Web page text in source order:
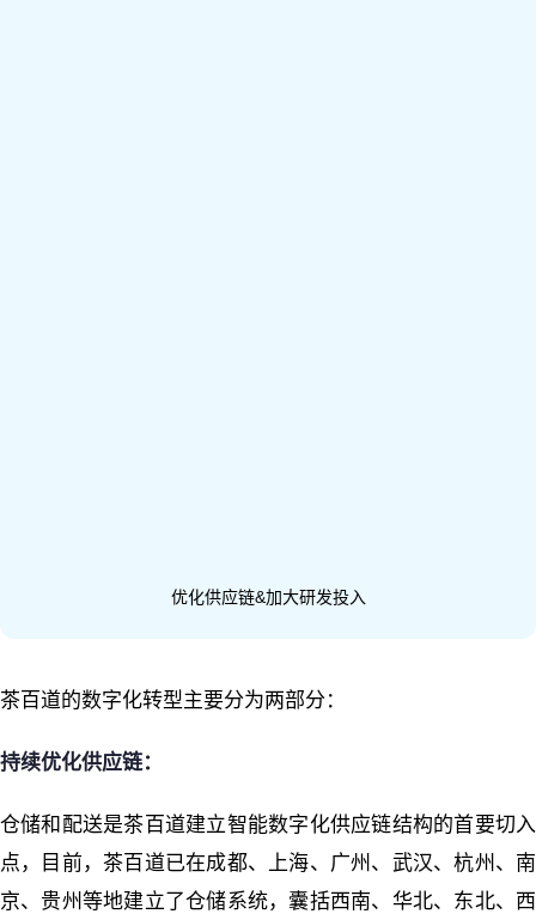
优化供应链&加大研发投入
茶百道的数字化转型主要分为两部分：
持续优化供应链：
仓储和配送是茶百道建立智能数字化供应链结构的首要切入
点，目前，茶百道已在成都、上海、广州、武汉、杭州、南
京、贵州等地建立了仓储系统，囊括西南、华北、东北、西